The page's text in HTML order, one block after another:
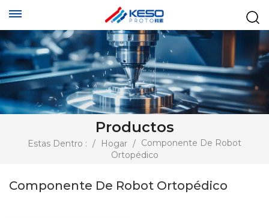
Productos
Estas Dentro : / Hogar / Componente De Robot
Ortopédico
Componente De Robot Ortopédico